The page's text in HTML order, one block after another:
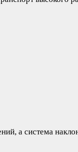
а система